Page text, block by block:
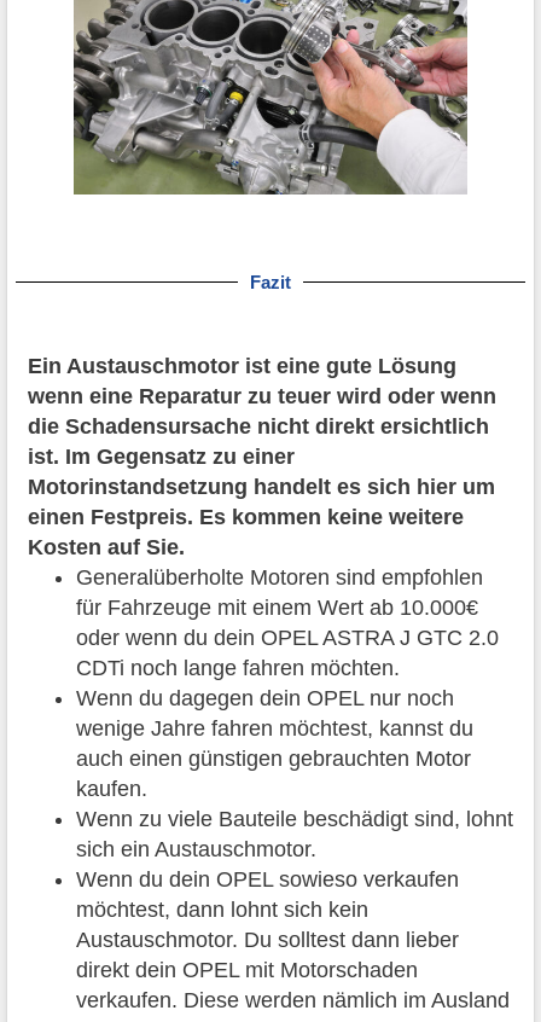
Fazit
Ein Austauschmotor ist eine gute Lösung
wenn eine Reparatur zu teuer wird oder wenn
die Schadensursache nicht direkt ersichtlich
ist. Im Gegensatz zu einer
Motorinstandsetzung handelt es sich hier um
einen Festpreis. Es kommen keine weitere
Kosten auf Sie.
Generalüberholte Motoren sind empfohlen
für Fahrzeuge mit einem Wert ab 10.000€
oder wenn du dein OPEL ASTRA J GTC 2.0
CDTi noch lange fahren möchten.
Wenn du dagegen dein OPEL nur noch
wenige Jahre fahren möchtest, kannst du
auch einen günstigen gebrauchten Motor
kaufen.
Wenn zu viele Bauteile beschädigt sind, lohnt
sich ein Austauschmotor.
Wenn du dein OPEL sowieso verkaufen
möchtest, dann lohnt sich kein
Austauschmotor. Du solltest dann lieber
direkt dein OPEL mit Motorschaden
verkaufen. Diese werden nämlich im Ausland